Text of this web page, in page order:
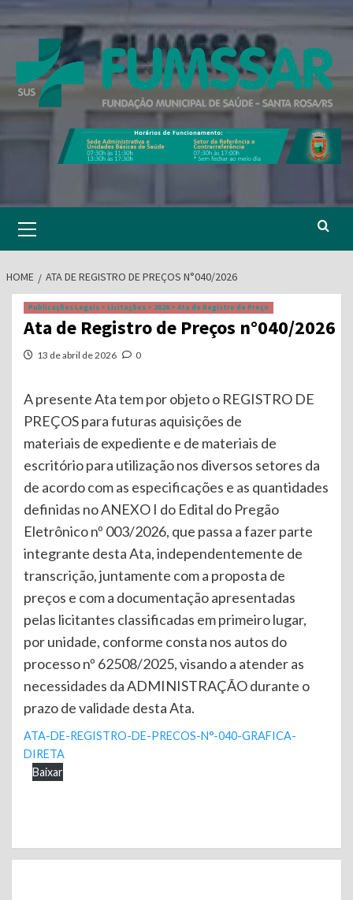
to
Menu
HOME ATA DE REGISTRO DE PREÇOS N°040/2026
Publicações Legais > Licitações > 2026 > Ata de Registro de Preço
Ata de Registro de Preços n°040/2026
13 de abril de 2026 0
A presente Ata tem por objeto o REGISTRO DE
PREÇOS para futuras aquisições de
materiais de expediente e de materiais de
escritório para utilização nos diversos setores da
de acordo com as especificações e as quantidades
definidas no ANEXO I do Edital do Pregão
Eletrônico nº 003/2026, que passa a fazer parte
integrante desta Ata, independentemente de
transcrição, juntamente com a proposta de
preços e com a documentação apresentadas
pelas licitantes classificadas em primeiro lugar,
por unidade, conforme consta nos autos do
processo nº 62508/2025, visando a atender as
necessidades da ADMINISTRAÇÃO durante o
prazo de validade desta Ata.
ATA-DE-REGISTRO-DE-PRECOS-N°-040-GRAFICA-
DIRETA
Baixar
Continue
Reading